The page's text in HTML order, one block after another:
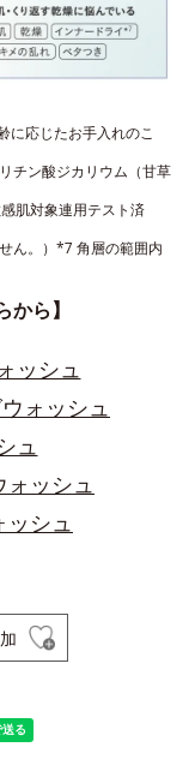
応じたお手入れのこ
ン酸ジカリウム（甘草
肌対象連用テスト済
ん。）*7 角層の範囲内
から】
ッシュ
ォッシュ
ュ
ッシュ
シュ